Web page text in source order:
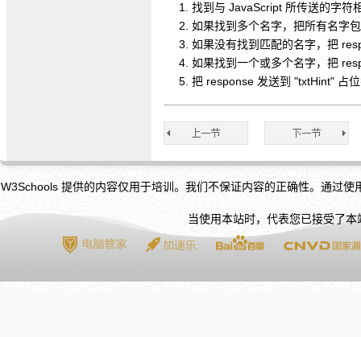
找到与 JavaScript 所传送的字符
如果找到多个名字，把所有名字
如果没有找到匹配的名字，把
如果找到一个或多个名字，把
把 response 发送到 "txtHint" 占
W3Schools 提供的内容仅用于培训。我们不保证内容的正确性。通过
当使用本站时，代表您已接受了本